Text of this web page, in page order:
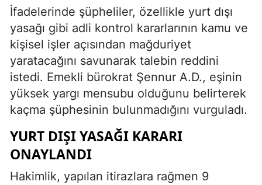
İfadelerinde şüpheliler, özellikle yurt dışı
yasağı gibi adli kontrol kararlarının kamu ve
kişisel işler açısından mağduriyet
yaratacağını savunarak talebin reddini
istedi. Emekli bürokrat Şennur A.D., eşinin
yüksek yargı mensubu olduğunu belirterek
kaçma şüphesinin bulunmadığını vurguladı.
YURT DIŞI YASAĞI KARARI
ONAYLANDI
Hakimlik, yapılan itirazlara rağmen 9